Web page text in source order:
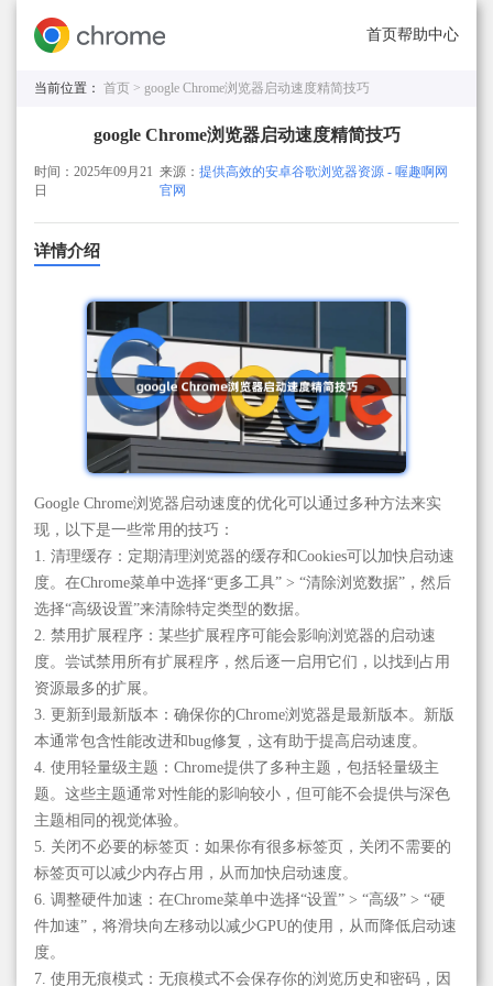
首页帮助中心
当前位置： 首页 > google Chrome浏览器启动速度精简技巧
google Chrome浏览器启动速度精简技巧
时间：2025年09月21
日
来源：提供高效的安卓谷歌浏览器资源 - 喔趣啊网
官网
详情介绍
Google Chrome浏览器启动速度的优化可以通过多种方法来实
现，以下是一些常用的技巧：
1. 清理缓存：定期清理浏览器的缓存和Cookies可以加快启动速
度。在Chrome菜单中选择“更多工具” > “清除浏览数据”，然后
选择“高级设置”来清除特定类型的数据。
2. 禁用扩展程序：某些扩展程序可能会影响浏览器的启动速
度。尝试禁用所有扩展程序，然后逐一启用它们，以找到占用
资源最多的扩展。
3. 更新到最新版本：确保你的Chrome浏览器是最新版本。新版
本通常包含性能改进和bug修复，这有助于提高启动速度。
4. 使用轻量级主题：Chrome提供了多种主题，包括轻量级主
题。这些主题通常对性能的影响较小，但可能不会提供与深色
主题相同的视觉体验。
5. 关闭不必要的标签页：如果你有很多标签页，关闭不需要的
标签页可以减少内存占用，从而加快启动速度。
6. 调整硬件加速：在Chrome菜单中选择“设置” > “高级” > “硬
件加速”，将滑块向左移动以减少GPU的使用，从而降低启动速
度。
7. 使用无痕模式：无痕模式不会保存你的浏览历史和密码，因